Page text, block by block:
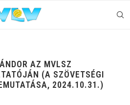
AZ MVLSZ
(A SZÖVETSÉGI
2024.10.31.)